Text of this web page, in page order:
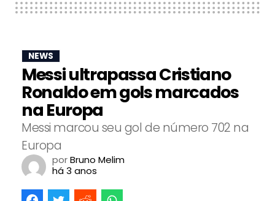
NEWS
Messi ultrapassa Cristiano
Ronaldo em gols marcados
na Europa
Messi marcou seu gol de número 702 na
Europa
porBruno Melim
há 3 anos